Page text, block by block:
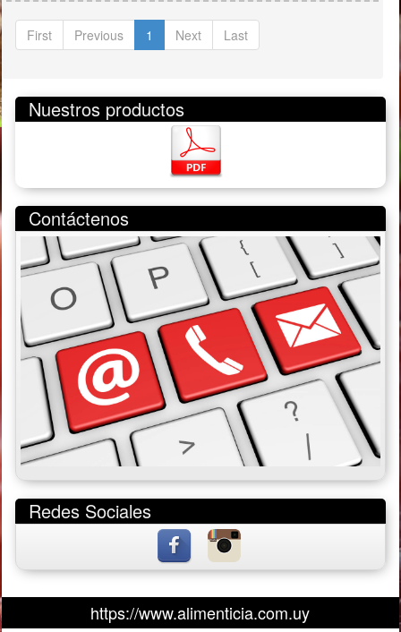
First Previous 1 Next Last
Nuestros productos
Contáctenos
Redes Sociales
https://www.alimenticia.com.uy